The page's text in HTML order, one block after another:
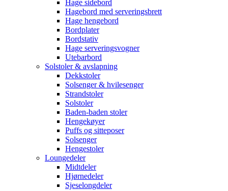
Hage sidebord
Hagebord med serveringsbrett
Hage hengebord
Bordplater
Bordstativ
Hage serveringsvogner
Utebarbord
Solstoler & avslapning
Dekkstoler
Solsenger & hvilesenger
Strandstoler
Solstoler
Baden-baden stoler
Hengekøyer
Puffs og sitteposer
Solsenger
Hengestoler
Loungedeler
Midtdeler
Hjørnedeler
Sjeselongdeler